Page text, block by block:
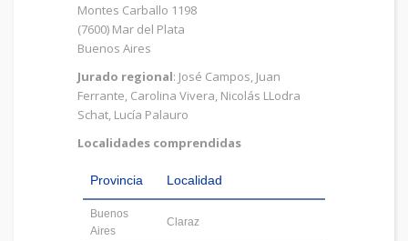
Montes Carballo 1198
(7600) Mar del Plata
Buenos Aires
Jurado regional: José Campos, Juan
Ferrante, Carolina Vivera, Nicolás LLodra
Schat, Lucía Palauro
Localidades comprendidas
Provincia Localidad
Buenos
Aires
Claraz